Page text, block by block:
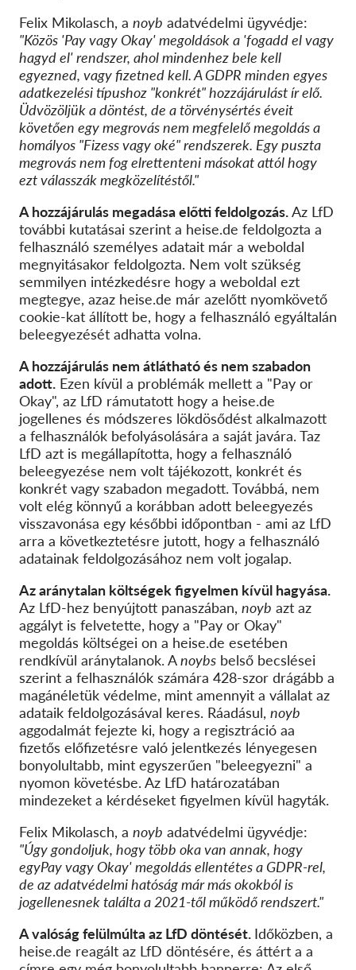
Felix Mikolasch, a noyb adatvédelmi ügyvédje:
"Közös 'Pay vagy Okay' megoldások a 'fogadd el vagy
hagyd el' rendszer, ahol mindenhez bele kell
egyezned, vagy fizetned kell. A GDPR minden egyes
adatkezelési típushoz "konkrét" hozzájárulást ír elő.
Üdvözöljük a döntést, de a törvénysértés éveit
követően egy megrovás nem megfelelő megoldás a
homályos "Fizess vagy oké"rendszerek. Egy puszta
megrovás nem fog elrettenteni másokat attólhogy
ezt válasszákmegközelítéstől."
A hozzájárulás megadása előtti feldolgozás.Az LfD
további kutatásai szerint a heise.de feldolgozta a
felhasználó személyes adatait már a weboldal
megnyitásakor feldolgozta. Nem volt szükség
semmilyen intézkedésre hogy a weboldal ezt
megtegye, azaz heise.de már azelőtt nyomkövető
cookie-kat állított be, hogy a felhasználó egyáltalán
beleegyezését adhatta volna.
A hozzájárulás nem átlátható és nem szabadon
adott. Ezen kívül a problémák mellett a "Pay or
Okay", az LfD rámutatott hogy a heise.de
jogellenes és módszeres lökdösődést alkalmazott
a felhasználók befolyásolására a saját javára. Taz
LfD azt is megállapította, hogy a felhasználó
beleegyezése nem volt tájékozott, konkrét és
konkrét vagy szabadon megadott. Továbbá, nem
volt elég könnyű a korábban adott beleegyezés
visszavonása egy későbbi időpontban - ami az LfD
arra a következtetésre jutott, hogy a felhasználó
adatainak feldolgozásához nem volt jogalap.
Az aránytalan költségek figyelmen kívül hagyása.
Az LfD-hez benyújtott panaszában, noyb azt az
aggályt is felvetette, hogy a "Pay or Okay"
megoldás költségei on a heise.de esetében
rendkívül aránytalanok. Anoybs belső becslései
szerint a felhasználók számára 428-szor drágább a
magánéletük védelme, mint amennyit a vállalat az
adataik feldolgozásával keres. Ráadásul, noyb
aggodalmát fejezte ki, hogy a regisztráció aa
fizetős előfizetésre való jelentkezés lényegesen
bonyolultabb, mint egyszerűen "beleegyezni" a
nyomon követésbe. Az LfD határozatában
mindezeket a kérdéseket figyelmen kívül hagyták.
Felix Mikolasch, a noyb adatvédelmi ügyvédje:
"Úgy gondoljuk, hogy több oka van annak, hogy
egyPay vagy Okay' megoldás ellentétes a GDPR-rel,
de az adatvédelmi hatóság már más okokból is
jogellenesnek találta a 2021-től működő rendszert."
A valóság felülmúlta az LfD döntését. Időközben, a
heise.de reagált az LfD döntésére, és áttért a a